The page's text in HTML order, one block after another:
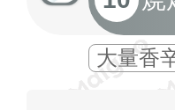
大量香